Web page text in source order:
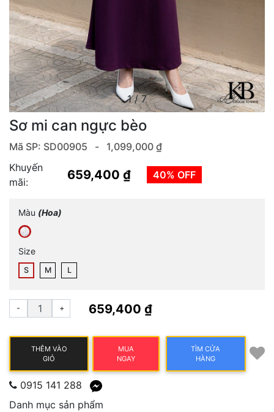
1/7
Sơ mi can ngực bèo
Mã SP: SD00905 - 1,099,000 ₫
Khuyến
mãi:
659,400 ₫ 40% OFF
Màu (Hoa)
Size
S M L
- + 659,400 ₫
THÊM VÀO
GIỎ
MUA
NGAY
TÌM CỬA
HÀNG
0915 141 288
Danh mục sản phẩm